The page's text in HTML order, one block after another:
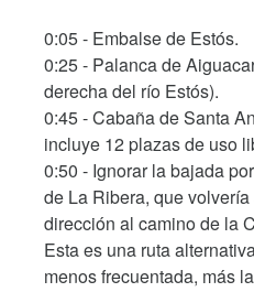
0:05 - Embalse de Estós.
0:25 - Palanca de
derecha del río Estós).
0:45 - Cabaña de Santa
incluye 12 plazas de uso
0:50 - Ignorar la bajada
de La Ribera, que
dirección al camino de la
Esta es una ruta
menos frecuentada, más